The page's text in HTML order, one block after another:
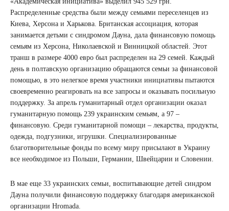
Распределенные средства были между семьями переселенцев из
Киева, Херсона и Харькова. Британская ассоциация, которая
занимается детьми с синдромом Дауна, дала финансовую помощь
семьям из Херсона, Николаевской и Винницкой областей. Этот
транш в размере 4000 евро был распределен на 29 семей. Каждый
день в полтавскую организацию обращаются семьи за финансовой
помощью, в это нелегкое время участники инициативы пытаются
своевременно реагировать на все запросы и оказывать посильную
поддержку. За апрель гуманитарный отдел организации оказал
гуманитарную помощь 239 украинским семьям, а 97 –
финансовую. Среди гуманитарной помощи – лекарства, продукты,
одежда, подгузники, игрушки. Специализированные
благотворительные фонды по всему миру присылают в Украину
все необходимое из Польши, Германии, Швейцарии и Словении.
В мае еще 33 украинских семьи, воспитывающие детей синдром
Дауна получили финансовую поддержку благодаря американской
организации Hromada.